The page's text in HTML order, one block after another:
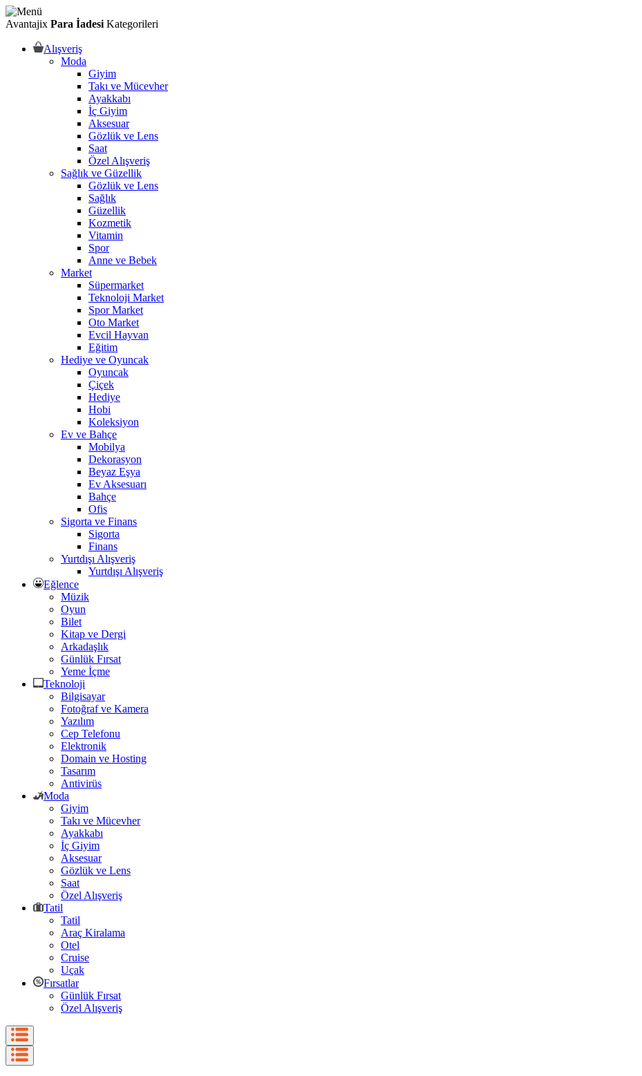
Avantajix Para İadesi Kategorileri
Alışveriş
Moda
Giyim
Takı ve Mücevher
Ayakkabı
İç Giyim
Aksesuar
Gözlük ve Lens
Saat
Özel Alışveriş
Sağlık ve Güzellik
Gözlük ve Lens
Sağlık
Güzellik
Kozmetik
Vitamin
Spor
Anne ve Bebek
Market
Süpermarket
Teknoloji Market
Spor Market
Oto Market
Evcil Hayvan
Eğitim
Hediye ve Oyuncak
Oyuncak
Çiçek
Hediye
Hobi
Koleksiyon
Ev ve Bahçe
Mobilya
Dekorasyon
Beyaz Eşya
Ev Aksesuarı
Bahçe
Ofis
Sigorta ve Finans
Sigorta
Finans
Yurtdışı Alışveriş
Yurtdışı Alışveriş
Eğlence
Müzik
Oyun
Bilet
Kitap ve Dergi
Arkadaşlık
Günlük Fırsat
Yeme İçme
Teknoloji
Bilgisayar
Fotoğraf ve Kamera
Yazılım
Cep Telefonu
Elektronik
Domain ve Hosting
Tasarım
Antivirüs
Moda
Giyim
Takı ve Mücevher
Ayakkabı
İç Giyim
Aksesuar
Gözlük ve Lens
Saat
Özel Alışveriş
Tatil
Tatil
Araç Kiralama
Otel
Cruise
Uçak
Fırsatlar
Günlük Fırsat
Özel Alışveriş